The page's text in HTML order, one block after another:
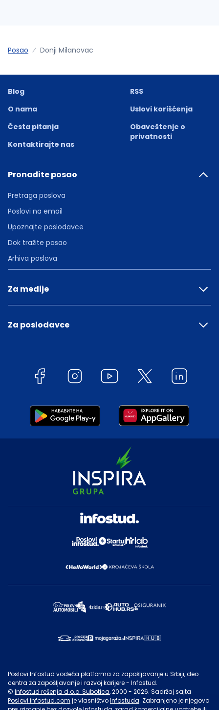
Posao Donji Milanovac
Blog
O nama
Česta pitanja
Kontaktirajte nas
RSS
Uslovi korišćenja
Obaveštenje o
privatnosti
Pronađite posao
Pretraga poslova
Poslovi na email
Upoznajte poslodavce
Dok tražite posao
Arhiva poslova
Za medije
Za poslodavce
Poslovi Infostud vodeća platforma za zapošljavanje u Srbiji, deo
centra za zapošljavanje i razvoj karijere - Infostud.
© Infostud rešenja d.o.o. Subotica, 2000 - 2026. Sadržaj sajta
Poslovi.infostud.com je vlasništvoInfostuda. Zabranjeno je njegovo